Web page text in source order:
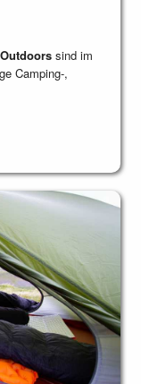
sind im
Camping-,